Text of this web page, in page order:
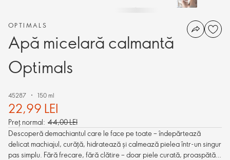
OPTIMALS
Apă micelară calmantă
Optimals
45287 150 ml
22,99 LEI
Preț normal: 44,00 LEI
Descoperă demachiantul care le face pe toate – îndepărtează
delicat machiajul, curăță, hidratează și calmează pielea într-un singur
pas simplu. Fără frecare, fără clătire – doar piele curată, proaspătă și